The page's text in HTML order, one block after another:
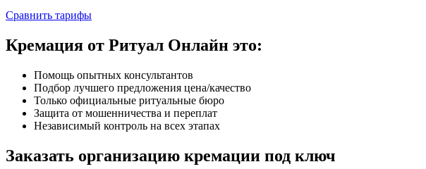
Сравнить тарифы
Кремация от Ритуал Онлайн это:
Помощь опытных консультантов
Подбор лучшего предложения цена/качество
Только официальные ритуальные бюро
Защита от мошенничества и переплат
Независимый контроль на всех этапах
Заказать организацию кремации под ключ